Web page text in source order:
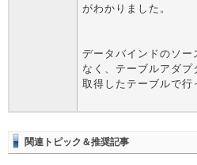
がわかりました。
データバインドのソ
なく、テーブルアダプ
取得したテーブルで行
関連トピック＆推奨記事